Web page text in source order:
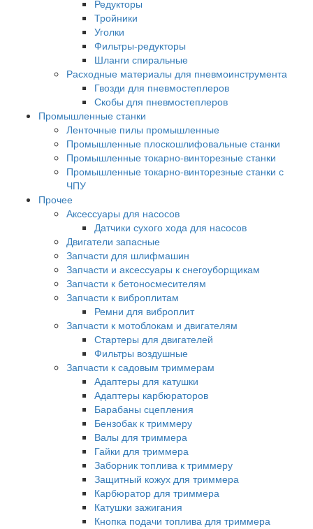
Редукторы
Тройники
Уголки
Фильтры-редукторы
Шланги спиральные
Расходные материалы для пневмоинструмента
Гвозди для пневмостеплеров
Скобы для пневмостеплеров
Промышленные станки
Ленточные пилы промышленные
Промышленные плоскошлифовальные станки
Промышленные токарно-винторезные станки
Промышленные токарно-винторезные станки с
ЧПУ
Прочее
Аксессуары для насосов
Датчики сухого хода для насосов
Двигатели запасные
Запчасти для шлифмашин
Запчасти и аксессуары к снегоуборщикам
Запчасти к бетоносмесителям
Запчасти к виброплитам
Ремни для виброплит
Запчасти к мотоблокам и двигателям
Стартеры для двигателей
Фильтры воздушные
Запчасти к садовым триммерам
Адаптеры для катушки
Адаптеры карбюраторов
Барабаны сцепления
Бензобак к триммеру
Валы для триммера
Гайки для триммера
Заборник топлива к триммеру
Защитный кожух для триммера
Карбюратор для триммера
Катушки зажигания
Кнопка подачи топлива для триммера